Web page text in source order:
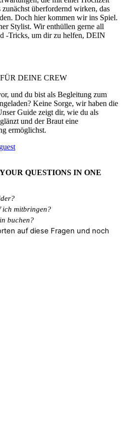
zunächst überfordernd wirken, das
Doch hier kommen wir ins Spiel.
Stylist. Wir enthüllen gerne all
-Tricks, um dir zu helfen, DEIN
DEINE CREW
und du bist als Begleitung zum
Keine Sorge, wir haben die
Guide zeigt dir, wie du als
und der Braut eine
ermöglichst.
YOUR QUESTIONS IN ONE
ich mitbringen?
buchen?
auf diese Fragen und noch